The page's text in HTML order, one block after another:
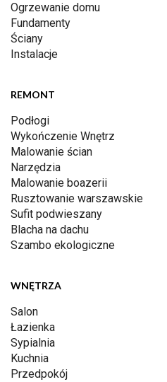
Ogrzewanie domu
Fundamenty
Ściany
Instalacje
REMONT
Podłogi
Wykończenie Wnętrz
Malowanie ścian
Narzędzia
Malowanie boazerii
Rusztowanie warszawskie
Sufit podwieszany
Blacha na dachu
Szambo ekologiczne
WNĘTRZA
Salon
Łazienka
Sypialnia
Kuchnia
Przedpokój